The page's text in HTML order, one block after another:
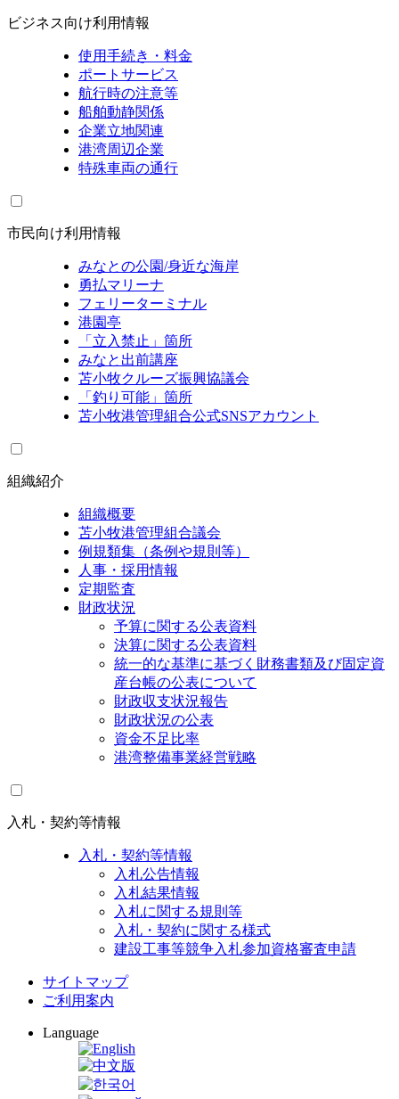
ビジネス向け利用情報
使用手続き・料金
ポートサービス
航行時の注意等
船舶動静関係
企業立地関連
港湾周辺企業
特殊車両の通行
市民向け利用情報
みなとの公園/身近な海岸
勇払マリーナ
フェリーターミナル
港園亭
「立入禁止」箇所
みなと出前講座
苫小牧クルーズ振興協議会
「釣り可能」箇所
苫小牧港管理組合公式SNSアカウント
組織紹介
組織概要
苫小牧港管理組合議会
例規類集（条例や規則等）
人事・採用情報
定期監査
財政状況
予算に関する公表資料
決算に関する公表資料
統一的な基準に基づく財務書類及び固定資
産台帳の公表について
財政収支状況報告
財政状況の公表
資金不足比率
港湾整備事業経営戦略
入札・契約等情報
入札・契約等情報
入札公告情報
入札結果情報
入札に関する規則等
入札・契約に関する様式
建設工事等競争入札参加資格審査申請
サイトマップ
ご利用案内
Language